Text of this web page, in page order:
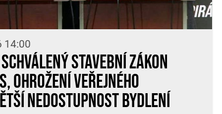
14:00
stavební zákon
ohrožení veřejného
nedostupnost bydlení